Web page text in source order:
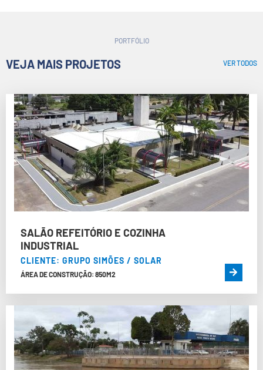
PORTFÓLIO
VEJA MAIS PROJETOS VER TODOS
SALÃO REFEITÓRIO E COZINHA
INDUSTRIAL
CLIENTE: GRUPO SIMÕES / SOLAR
ÁREA DE CONSTRUÇÃO: 850M2